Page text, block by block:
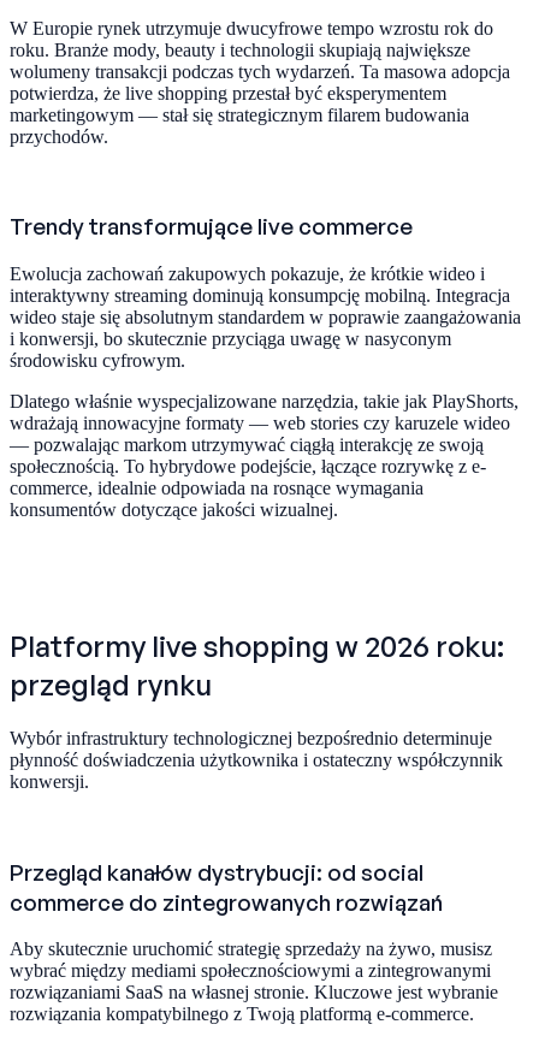
W Europie rynek utrzymuje dwucyfrowe tempo wzrostu rok do
roku. Branże mody, beauty i technologii skupiają największe
wolumeny transakcji podczas tych wydarzeń. Ta masowa adopcja
potwierdza, że live shopping przestał być eksperymentem
marketingowym — stał się strategicznym filarem budowania
przychodów.
Trendy transformujące live commerce
Ewolucja zachowań zakupowych pokazuje, że krótkie wideo i
interaktywny streaming dominują konsumpcję mobilną. Integracja
wideo staje się absolutnym standardem w poprawie zaangażowania
i konwersji, bo skutecznie przyciąga uwagę w nasyconym
środowisku cyfrowym.
Dlatego właśnie wyspecjalizowane narzędzia, takie jak PlayShorts,
wdrażają innowacyjne formaty — web stories czy karuzele wideo
— pozwalając markom utrzymywać ciągłą interakcję ze swoją
społecznością. To hybrydowe podejście, łączące rozrywkę z e-
commerce, idealnie odpowiada na rosnące wymagania
konsumentów dotyczące jakości wizualnej.
Platformy live shopping w 2026 roku:
przegląd rynku
Wybór infrastruktury technologicznej bezpośrednio determinuje
płynność doświadczenia użytkownika i ostateczny współczynnik
konwersji.
Przegląd kanałów dystrybucji: od social
commerce do zintegrowanych rozwiązań
Aby skutecznie uruchomić strategię sprzedaży na żywo, musisz
wybrać między mediami społecznościowymi a zintegrowanymi
rozwiązaniami SaaS na własnej stronie. Kluczowe jest wybranie
rozwiązania kompatybilnego z Twoją platformą e-commerce.